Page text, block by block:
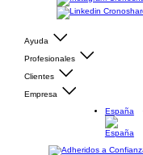
Ayuda
Profesionales
Clientes
Empresa
España